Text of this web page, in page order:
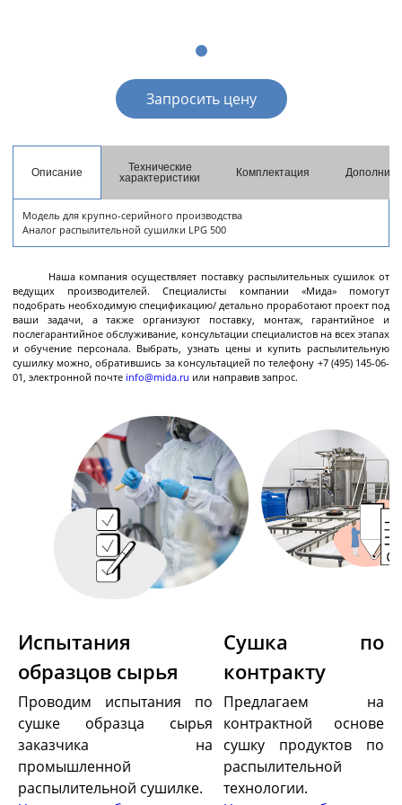
Центрифуги с верхней разгрузкой и откидным
съёмом осадка автомат
Центрифуги с нижней выгрузкой и ножевым
съёмом осадка полуавтомат
Центрифуги с нижней выгрузкой, ножевым
съёмом осадка и натяжным мешком
Центрифуги горизонтальные консольного типа
Центрифуги горизонтальные с ножевым
съёмом осадка
Центрифуги горизонтальные с ножевым
съёмом осадка и сифоном
Центрифуги горизонтальные во
взрывобезопасном исполнении
Центрифуги горизонтальные с пульсирующей
выгрузкой осадка
Трубчатые центрифугиДалее
Декантеры
Декантерная центрифуга для осаждения
твёрдых частиц
взрывозащищенном исполнении
Трикантерные центрифуги для разделения
трех-фазных смесей
Малые декантеры
Ректификационное
Ректификационные колонны периодического
действия
Ректификационные колонны непрерывного
Лабораторные ректификационные колонны
Запросить цену
Описание
Технические
характеристики
Комплектация
Модель для крупно-серийного производства
Аналог распылительной сушилки LPG 500
Наша компания осуществляет поставку распылительных сушилок от
ведущих производителей. Специалисты компании «Мида» помогут
подобрать необходимую спецификацию/ детально проработают проект под
ваши задачи, а также организуют поставку, монтаж, гарантийное и
послегарантийное обслуживание, консультации специалистов на всех этапах
и обучение персонала. Выбрать, узнать цены и купить распылительную
сушилку можно, обратившись за консультацией по телефону +7 (495) 145-06-
01, электронной почте info@mida.ru или направив запрос.
Испытания
образцов сырья
Проводим испытания по
сушке образца сырья
заказчика на
промышленной
распылительной сушилке.
Сушка по
контракту
Предлагаем на
контрактной основе
сушку продуктов по
распылительной
технологии.